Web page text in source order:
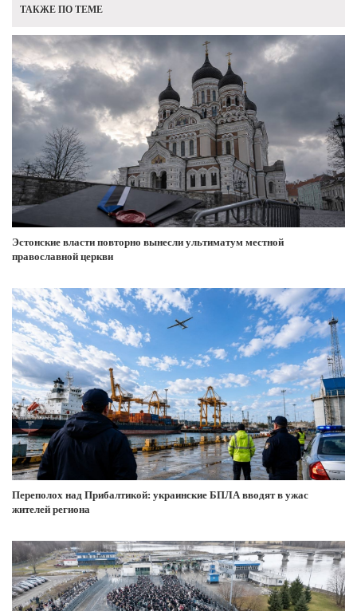
ТАКЖЕ ПО ТЕМЕ
Эстонские власти повторно вынесли ультиматум местной
православной церкви
Переполох над Прибалтикой: украинские БПЛА вводят в ужас
жителей региона